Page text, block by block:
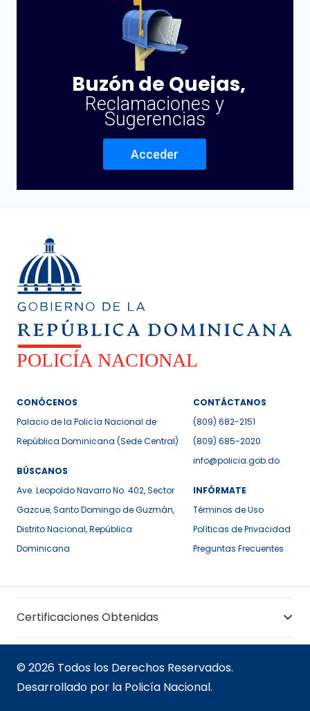
Buzón de Quejas,
Reclamaciones y
Sugerencias
Acceder
CONÓCENOS
Palacio de la Policía Nacional de
República Dominicana (Sede Central)
BÚSCANOS
Ave. Leopoldo Navarro No. 402, Sector
Gazcue, Santo Domingo de Guzmán,
Distrito Nacional, República
Dominicana
CONTÁCTANOS
(809) 682-2151
(809) 685-2020
info@policia.gob.do
INFÓRMATE
Términos de Uso
Políticas de Privacidad
Preguntas Frecuentes
Certificaciones Obtenidas
© 2026 Todos los Derechos Reservados.
Desarrollado por la Policía Nacional.